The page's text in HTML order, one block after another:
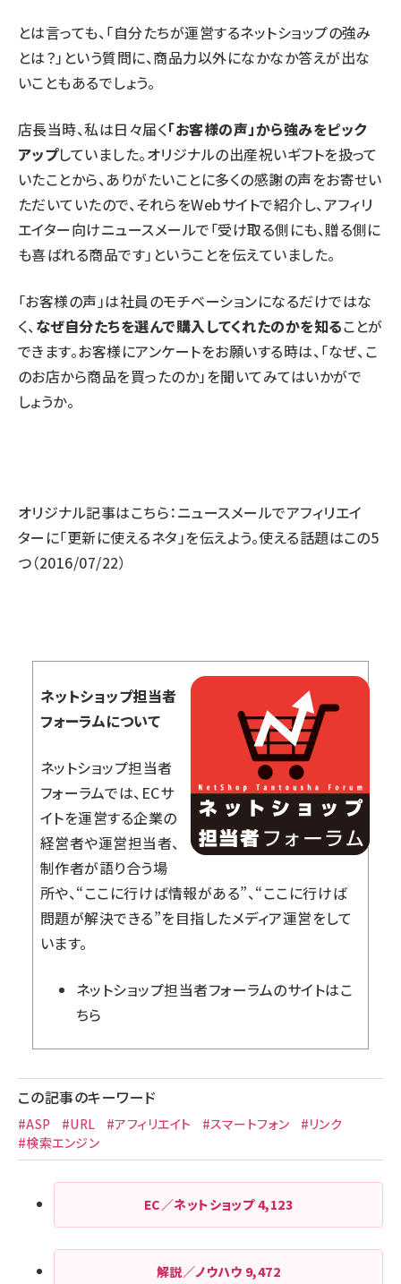
とは言っても、「自分たちが運営するネットショップの強み
とは？」という質問に、商品力以外になかなか答えが出な
いこともあるでしょう。
店長当時、私は日々届く「お客様の声」から強みをピック
アップしていました。オリジナルの出産祝いギフトを扱って
いたことから、ありがたいことに多くの感謝の声をお寄せい
ただいていたので、それらをWebサイトで紹介し、アフィリ
エイター向けニュースメールで「受け取る側にも、贈る側に
も喜ばれる商品です」ということを伝えていました。
「お客様の声」は社員のモチベーションになるだけではな
く、 なぜ自分たちを選んで購入してくれたのかを知ることが
できます。お客様にアンケートをお願いする時は、「なぜ、こ
のお店から商品を買ったのか」を聞いてみてはいかがで
しょうか。
オリジナル記事はこちら：ニュースメールでアフィリエイ
ターに「更新に使えるネタ」を伝えよう。使える話題はこの5
つ（2016/07/22）
ネットショップ担当者
フォーラムについて
ネットショップ担当者
フォーラムでは、ECサ
イトを運営する企業の
経営者や運営担当者、
制作者が語り合う場
所や、“ここに行けば情報がある”、“ここに行けば
問題が解決できる”を目指したメディア運営をして
います。
ネットショップ担当者フォーラムのサイトはこ
ちら
この記事のキーワード
#ASP #URL #アフィリエイト #スマートフォン
#リンク
#検索エンジン
EC／ネットショップ4,123
解説／ノウハウ 9,472